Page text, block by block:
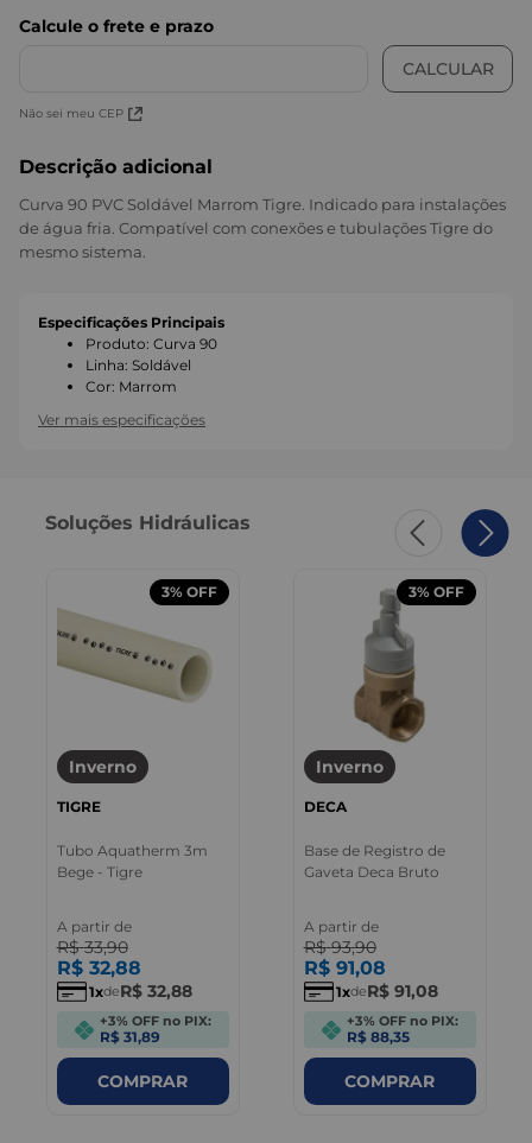
Não sei meu CEP
Descrição adicional
Curva 90 PVC Soldável Marrom Tigre. Indicado para instalações
de água fria. Compatível com conexões e tubulações Tigre do
mesmo sistema.
Especificações Principais
Produto: Curva 90
Linha: Soldável
Cor: Marrom
Ver mais especificações
Soluções Hidráulicas
3% OFF
Inverno
TIGRE
Tubo Aquatherm 3m
Bege - Tigre
A partir de
R$ 33,90
R$ 32,88
1 deR$ 32,88
+3% OFF no PIX:
R$ 31,89
COMPRAR
3% OFF
Inverno
DECA
Base de Registro de
Gaveta Deca Bruto
A partir de
R$ 93,90
R$ 91,08
1 deR$ 91,08
+3% OFF no PIX:
R$ 88,35
COMPRAR